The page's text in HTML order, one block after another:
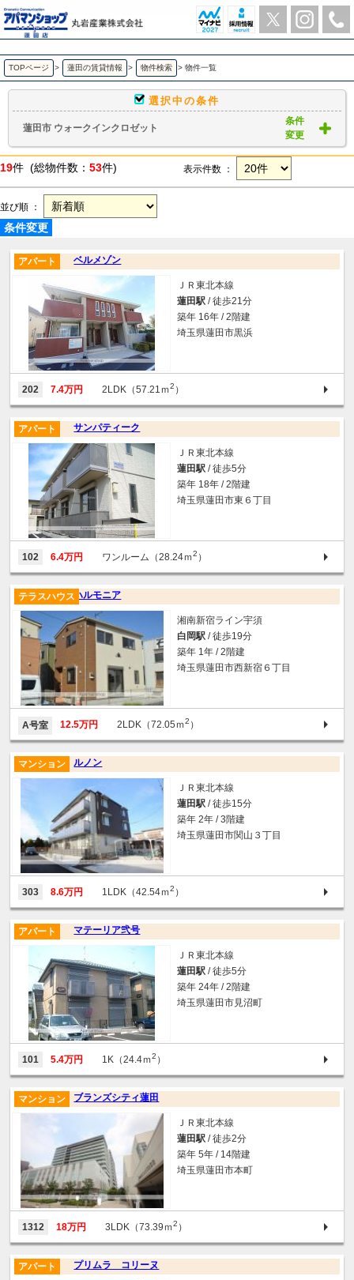
蓮田市 ウォークインクロゼット ｜賃貸物件一覧｜ アパマンショップ蓮田店-丸岩産業株式会社-
TOPページ > 蓮田の賃貸情報 > 物件検索 > 物件一覧
選択中の条件
蓮田市 ウォークインクロゼット
条件
変更
19件 (総物件数： 53件) 表示件数 ：
並び順 ：
条件変更
ベルメゾン
アパート
ＪＲ東北本線
蓮田駅 / 徒歩21分
築年 16年 / 2階建
埼玉県蓮田市黒浜
202 7.4万円 2LDK（57.21ｍ2 ）
サンパティーク
アパート
ＪＲ東北本線
蓮田駅 / 徒歩5分
築年 18年 / 2階建
埼玉県蓮田市東６丁目
102 6.4万円 ワンルーム（28.24ｍ2 ）
ハルモニア
テラスハウス
湘南新宿ライン宇須
白岡駅 / 徒歩19分
築年 1年 / 2階建
埼玉県蓮田市西新宿６丁目
A号室 12.5万円 2LDK（72.05ｍ2 ）
ルノン
マンション
ＪＲ東北本線
蓮田駅 / 徒歩15分
築年 2年 / 3階建
埼玉県蓮田市関山３丁目
303 8.6万円 1LDK（42.54ｍ2 ）
マテーリア弐号
アパート
ＪＲ東北本線
蓮田駅 / 徒歩5分
築年 24年 / 2階建
埼玉県蓮田市見沼町
101 5.4万円 1K（24.4ｍ2 ）
ブランズシティ蓮田
マンション
ＪＲ東北本線
蓮田駅 / 徒歩2分
築年 5年 / 14階建
埼玉県蓮田市本町
1312 18万円 3LDK（73.39ｍ2 ）
プリムラ コリーヌ
アパート